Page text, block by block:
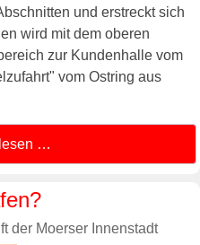
und erstreckt sich
wird mit dem oberen
zur Kundenhalle vom
vom Ostring aus
…
der Moerser Innenstadt